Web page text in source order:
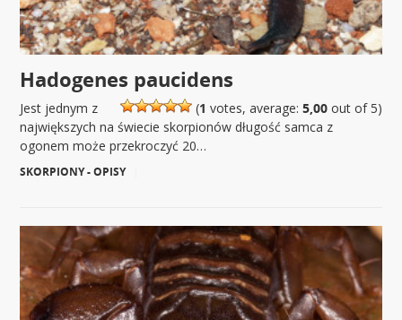
Hadogenes paucidens
(1 votes, average: 5,00out of 5)
Jest jednym z
największych na świecie skorpionów długość samca z
ogonem może przekroczyć 20…
SKORPIONY - OPISY